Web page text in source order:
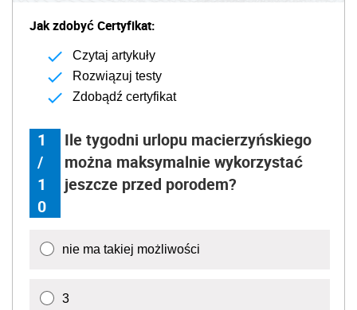
Jak zdobyć Certyfikat:
Czytaj artykuły
Rozwiązuj testy
Zdobądź certyfikat
1
/
1
0
Ile tygodni urlopu macierzyńskiego
można maksymalnie wykorzystać
jeszcze przed porodem?
nie ma takiej możliwości
3